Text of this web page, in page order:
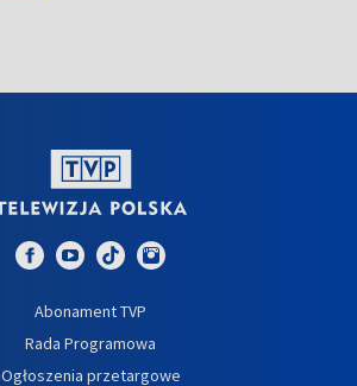
Abonament TVP
Rada Programowa
Ogłoszenia przetargowe